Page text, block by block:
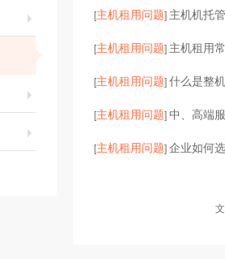
[主机租用问题] 主机机托
[主机租用问题] 主机租用
[主机租用问题]什么是整
[主机租用问题]中、高端
[主机租用问题]企业如何